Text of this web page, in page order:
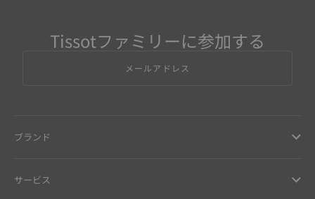
Tissotファミリーに参加する
メールアドレス
ブランド
サービス